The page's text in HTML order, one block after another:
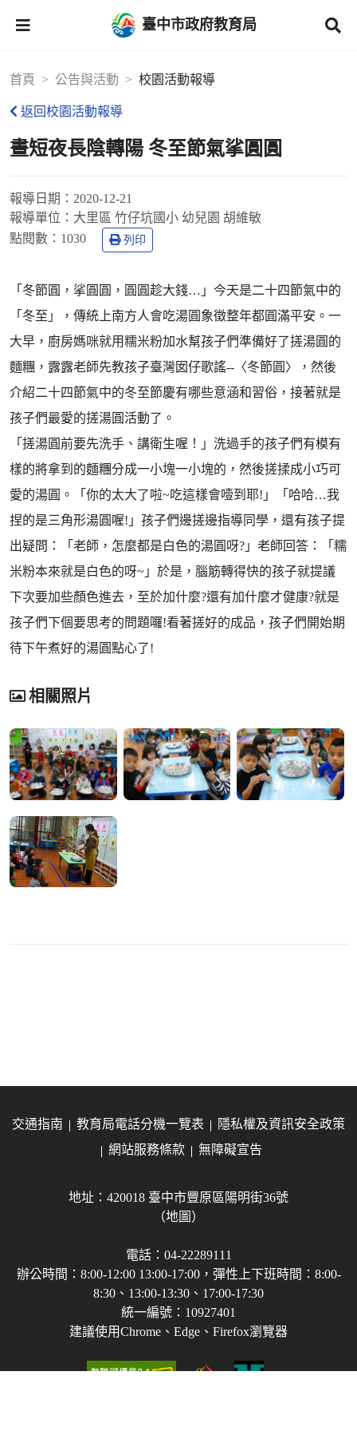
臺中市政府教育局
首頁 公告與活動 校園活動報導
返回校園活動報導
晝短夜長陰轉陽 冬至節氣挲圓圓
報導日期： 2020-12-21
報導單位： 大里區 竹仔坑國小 幼兒園 胡維敏
點閱數： 1030 列印
「冬節圓，挲圓圓，圓圓趁大錢…」今天是二十四節氣中的
「冬至」，傳統上南方人會吃湯圓象徵整年都圓滿平安。一
大早，廚房媽咪就用糯米粉加水幫孩子們準備好了搓湯圓的
麵糰，露露老師先教孩子臺灣囡仔歌謠--〈冬節圓〉，然後
介紹二十四節氣中的冬至節慶有哪些意涵和習俗，接著就是
孩子們最愛的搓湯圓活動了。
「搓湯圓前要先洗手、講衛生喔！」洗過手的孩子們有模有
樣的將拿到的麵糰分成一小塊一小塊的，然後搓揉成小巧可
愛的湯圓。「你的太大了啦~吃這樣會噎到耶!」「哈哈…我
捏的是三角形湯圓喔!」孩子們邊搓邊指導同學，還有孩子提
出疑問：「老師，怎麼都是白色的湯圓呀?」老師回答：「糯
米粉本來就是白色的呀~」於是，腦筋轉得快的孩子就提議
下次要加些顏色進去，至於加什麼?還有加什麼才健康?就是
孩子們下個要思考的問題囉!看著搓好的成品，孩子們開始期
待下午煮好的湯圓點心了!
相關照片
交通指南 教育局電話分機一覽表
隱私權及資訊安全政策
網站服務條款
無障礙宣告
地址：420018 臺中市豐原區陽明街36號
（地圖）
電話：04-22289111
辦公時間：8:00-12:00 13:00-17:00，彈性上下班時間：8:00-
8:30、13:00-13:30、17:00-17:30
統一編號：10927401
建議使用Chrome、Edge、Firefox瀏覽器